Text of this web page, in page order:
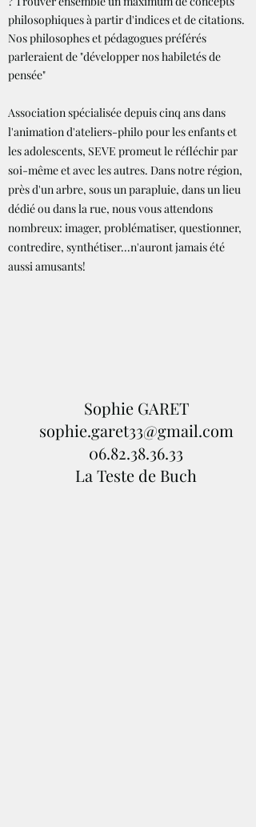
philosophiques à partir d'indices et de citations.
Nos philosophes et pédagogues préférés
parleraient de "développer nos habiletés de
pensée"
Association spécialisée depuis cinq ans dans
l'animation d'ateliers-philo pour les enfants et
les adolescents, SEVE promeut le réfléchir par
soi-même et avec les autres. Dans notre région,
près d'un arbre, sous un parapluie, dans un lieu
dédié ou dans la rue, nous vous attendons
nombreux: imager, problématiser, questionner,
contredire, synthétiser...n'auront jamais été
aussi amusants!
Sophie GARET
sophie.garet33@gmail.com
06.82.38.36.33
La Teste de Buch